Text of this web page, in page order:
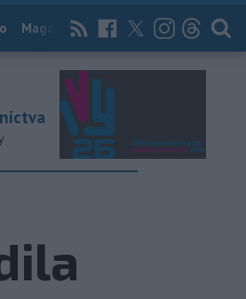
Magazín News Now Archív